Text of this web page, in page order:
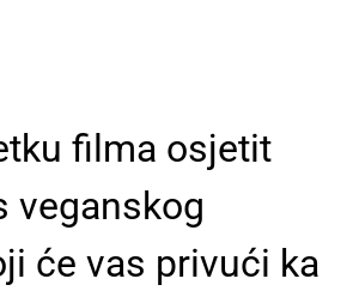
filma osjetit
veganskog
će vas privući ka